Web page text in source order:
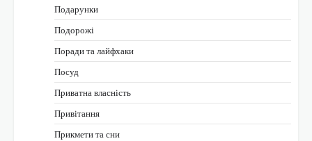
Подарунки
Подорожі
Поради та лайфхаки
Посуд
Приватна власність
Привітання
Прикмети та сни